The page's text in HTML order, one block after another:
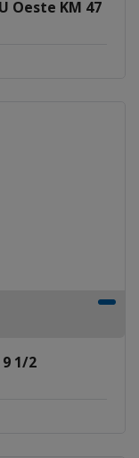
Oeste KM 47
1/2